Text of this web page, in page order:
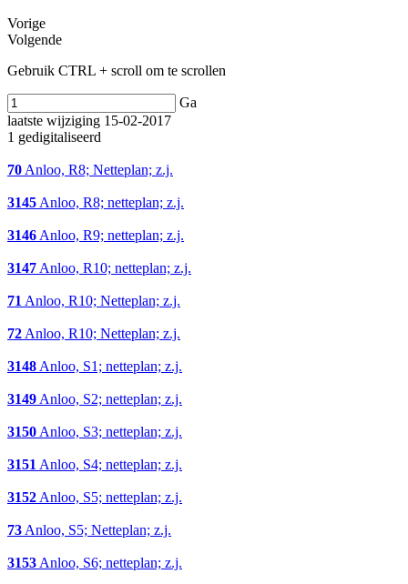
Vorige
Volgende
Gebruik CTRL + scroll om te scrollen
Ga
laatste wijziging 15-02-2017
1 gedigitaliseerd
70Anloo, R8; Netteplan; z.j.
3145Anloo, R8; netteplan; z.j.
3146Anloo, R9; netteplan; z.j.
3147Anloo, R10; netteplan; z.j.
71Anloo, R10; Netteplan; z.j.
72Anloo, R10; Netteplan; z.j.
3148Anloo, S1; netteplan; z.j.
3149Anloo, S2; netteplan; z.j.
3150Anloo, S3; netteplan; z.j.
3151Anloo, S4; netteplan; z.j.
3152Anloo, S5; netteplan; z.j.
73Anloo, S5; Netteplan; z.j.
3153Anloo, S6; netteplan; z.j.